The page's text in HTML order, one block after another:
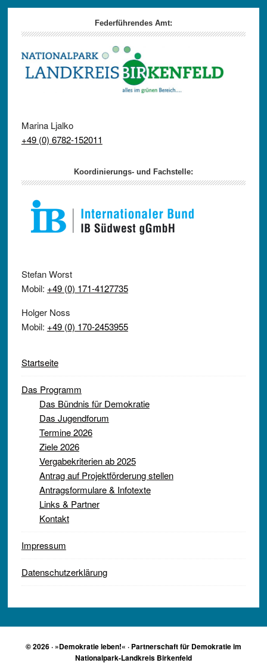
Footer Federführendes Amt:
Marina Ljalko
+49 (0) 6782-152011
Koordinierungs- und Fachstelle:
Stefan Worst
Mobil: +49 (0) 171-4127735
Holger Noss
Mobil: +49 (0) 170-2453955
Startseite
Das Programm
Das Bündnis für Demokratie
Das Jugendforum
Termine 2026
Ziele 2026
Vergabekriterien ab 2025
Antrag auf Projektförderung stellen
Antragsformulare & Infotexte
Links & Partner
Kontakt
Impressum
Datenschutzerklärung
© 2026 · »Demokratie leben!« · Partnerschaft für Demokratie im
Nationalpark-Landkreis Birkenfeld